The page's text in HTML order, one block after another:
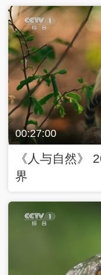
00:27:00
《人与自然》
界